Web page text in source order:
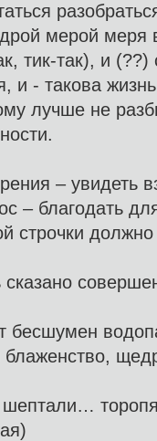
мерой меря
тик-так), и
и - такова
лучше не
–
– благодать
строчки
сказано
бесшумен
шептали…